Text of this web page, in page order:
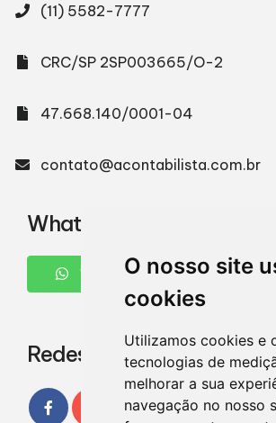
O nosso site
cookies
Utilizamos cookies e
tecnologias de
melhorar a sua
navegação no nosso
(11) 5582-7777
CRC/SP 2SP003665/O-2
47.668.140/0001-04
contato@acontabilista.com.br
WhatsApp
WHATSAPP
Redes Sociais